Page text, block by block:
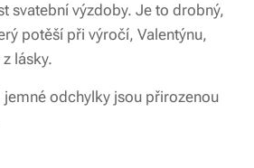
svatební výzdoby. Je to drobný,
potěší při výročí, Valentýnu,
lásky.
jemné odchylky jsou přirozenou